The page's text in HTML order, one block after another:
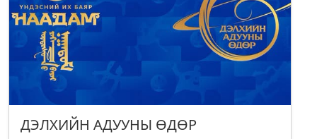
ДЭЛХИЙН АДУУНЫ ӨДӨР